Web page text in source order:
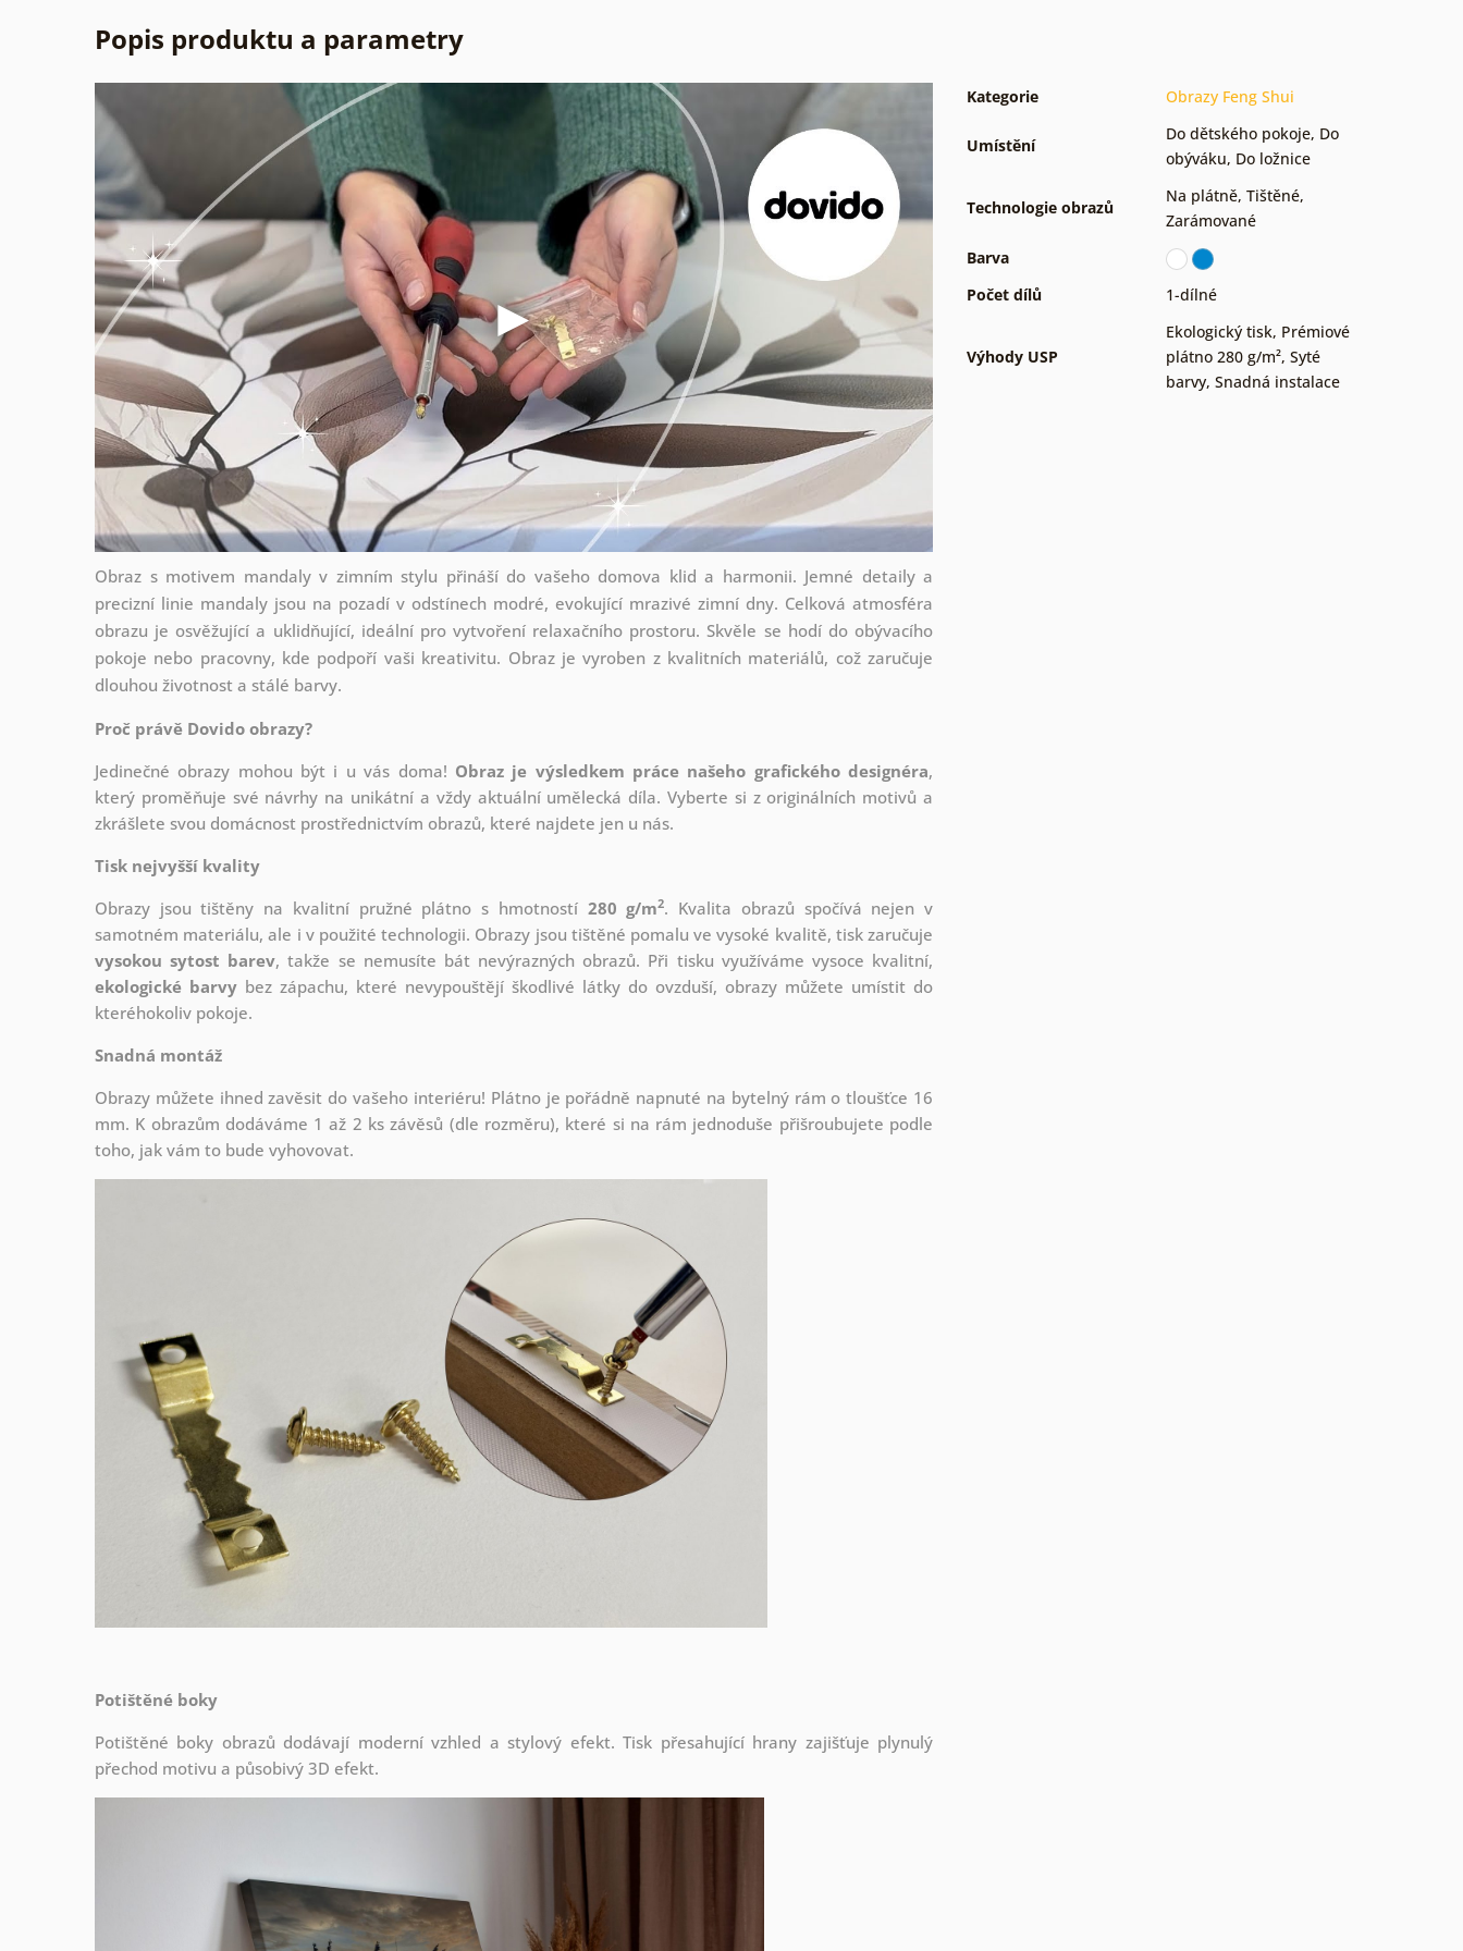
Popis produktu a parametry
Obraz s motivem mandaly v zimním stylu přináší do vašeho domova klid a harmonii. Jemné detaily a
precizní linie mandaly jsou na pozadí v odstínech modré, evokující mrazivé zimní dny. Celková atmosféra
obrazu je osvěžující a uklidňující, ideální pro vytvoření relaxačního prostoru. Skvěle se hodí do obývacího
pokoje nebo pracovny, kde podpoří vaši kreativitu. Obraz je vyroben z kvalitních materiálů, což zaručuje
dlouhou životnost a stálé barvy.
Proč právě Dovido obrazy?
Jedinečné obrazy mohou být i u vás doma! Obraz je výsledkem práce našeho grafického designéra,
který proměňuje své návrhy na unikátní a vždy aktuální umělecká díla. Vyberte si z originálních motivů a
zkrášlete svou domácnost prostřednictvím obrazů, které najdete jen u nás.
Tisk nejvyšší kvality
Obrazy jsou tištěny na kvalitní pružné plátno s hmotností 280 g/m2. Kvalita obrazů spočívá nejen v
samotném materiálu, ale i v použité technologii. Obrazy jsou tištěné pomalu ve vysoké kvalitě, tisk zaručuje
vysokou sytost barev, takže se nemusíte bát nevýrazných obrazů. Při tisku využíváme vysoce kvalitní,
ekologické barvy bez zápachu, které nevypouštějí škodlivé látky do ovzduší, obrazy můžete umístit do
kteréhokoliv pokoje.
Snadná montáž
Obrazy můžete ihned zavěsit do vašeho interiéru! Plátno je pořádně napnuté na bytelný rám o tloušťce 16
mm. K obrazům dodáváme 1 až 2 ks závěsů (dle rozměru), které si na rám jednoduše přišroubujete podle
toho, jak vám to bude vyhovovat.
Potištěné boky
Potištěné boky obrazů dodávají moderní vzhled a stylový efekt. Tisk přesahující hrany zajišťuje plynulý
přechod motivu a působivý 3D efekt.
Kategorie Obrazy Feng Shui
Umístění
Do dětského pokoje, Do
obýváku, Do ložnice
Technologie obrazů
Na plátně, Tištěné,
Zarámované
Barva
Počet dílů
1-dílné
Výhody USP
Ekologický tisk, Prémiové
plátno 280 g/m², Syté
barvy, Snadná instalace